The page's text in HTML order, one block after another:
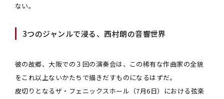
ない。
3つのジャンルで浸る、西村朗の音響世界
彼の故郷、大阪での３回の演奏会は、この稀有な作曲家の全貌
をこれ以上ないかたちで描きだすものになるはずだ。
皮切りとなるザ・フェニックスホール（7月6日）における弦楽